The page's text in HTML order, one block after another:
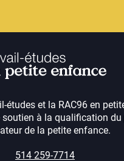
études et la RAC96 en
à la qualification du
de la petite enfance.
514 259-7714